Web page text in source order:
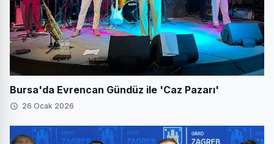
Bursa'da Evrencan Gündüz ile 'Caz Pazarı'
26 Ocak 2026